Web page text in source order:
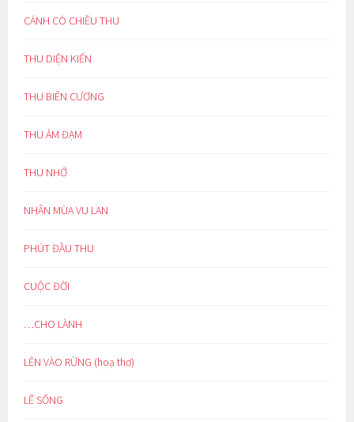
CÁNH CÒ CHIỀU THU
THU DIỆN KIẾN
THU BIÊN CƯƠNG
THU ẢM ĐẠM
THU NHỚ
NHÂN MÙA VU LAN
PHÚT ĐẦU THU
CUỘC ĐỜI
…CHO LÀNH
LẺN VÀO RỪNG (hoạ thơ)
LẼ SỐNG